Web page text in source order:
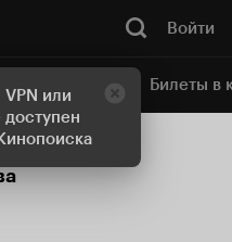
или
Войти
кинотеатр Билеты в